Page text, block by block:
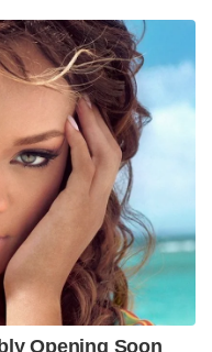
സമ്പർക്കം
രോഗികൾ
മറ്റു
പങ്കുവയ്ക്കരുത്.
പ്രായമായവർ,
തകരാറിലായി
ചികിത്സ
നിന്നും
കൂടാതെതന്നെ